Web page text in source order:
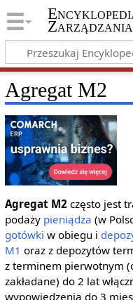
Zarządzania
Agregat M2
Agregat M2często jest
podaży pieniądza (w
gotówki w obiegu i
M1 oraz z depozytów
z terminem pierwotnym
zakładane) do 2 lat
wypowiedzenia do 3